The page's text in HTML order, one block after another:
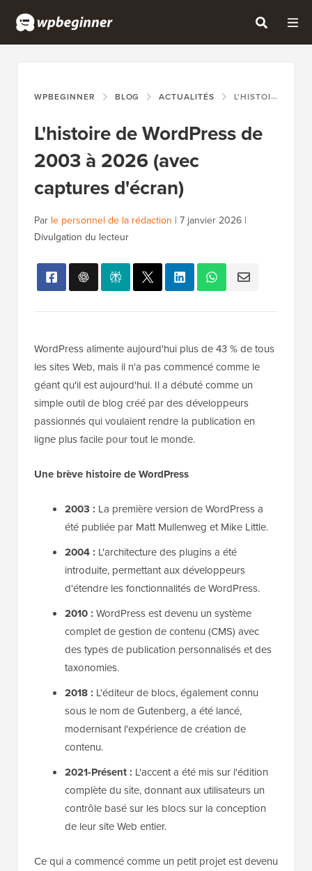
WPBEGINNER BLOG ACTUALITÉS L'HISTOIRE DE WORDPRESS DE 2003 À 2026 (AVEC CAPTURES D'ÉCRAN)
L'histoire de WordPress de
2003 à 2026 (avec
captures d'écran)
Par le personnel de la rédaction | 7 janvier 2026 |
Divulgation du lecteur
WordPress alimente aujourd'hui plus de 43 % de tous
les sites Web, mais il n'a pas commencé comme le
géant qu'il est aujourd'hui. Il a débuté comme un
simple outil de blog créé par des développeurs
passionnés qui voulaient rendre la publication en
ligne plus facile pour tout le monde.
Une brève histoire de WordPress
2003 : La première version de WordPress a
été publiée par Matt Mullenweg et Mike Little.
2004 : L'architecture des plugins a été
introduite, permettant aux développeurs
d'étendre les fonctionnalités de WordPress.
2010 : WordPress est devenu un système
complet de gestion de contenu (CMS) avec
des types de publication personnalisés et des
taxonomies.
2018 : L'éditeur de blocs, également connu
sous le nom de Gutenberg, a été lancé,
modernisant l'expérience de création de
contenu.
2021-Présent : L'accent a été mis sur l'édition
complète du site, donnant aux utilisateurs un
contrôle basé sur les blocs sur la conception
de leur site Web entier.
Ce qui a commencé comme un petit projet est devenu